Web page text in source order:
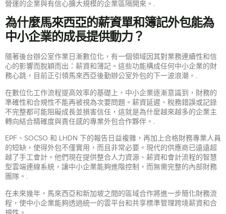
營運的企業與有信心擴大規模的企業區隔開來。.
為什麼馬來西亞的薪資單和簿記外包能為
中小企業的成長提供動力？
隨著後台辦公室作業日漸數位化，有一個領域因其對業務連續性和信
心的影響而脫穎而出：薪資和簿記。這些功能構成任何中小企業的財
務心跳，目前正引領馬來西亞後勤辦公室外包的下一波浪潮。.
在數位化工作流程提高效率的基礎上，中小企業逐漸意識到，財務的
準確性和合規性不能再被視為次要問題。薪資延遲、稅務錯誤或記錄
不完整都可能阻礙成長並損害信任，這就是為什麼越來越多的企業主
轉向結合精確度與責任感的專業外包合作夥伴。.
EPF、SOCSO 和 LHDN 下的報告日益複雜，再加上合格財務專業人員
的短缺，使得外包不僅實用，而且非常必要。現代的供應商已遠遠超
越了手工會計。他們現在提供整合人力資源、薪資和會計流程的智慧
型雲端連線系統，讓中小企業能夠進階控制，而無需完整的內部財務
團隊。.
在未來幾年，馬來西亞和新加坡之間的區域合作將進一步簡化財務流
程，使中小企業能夠透過統一的雲平台和共享標準管理跨境薪資和合